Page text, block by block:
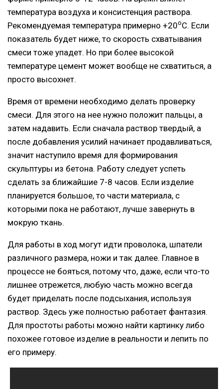
температура воздуха и консистенция раствора.
Рекомендуемая температура примерно +20оС. Если
показатель будет ниже, то скорость схватывания
смеси тоже упадет. Но при более высокой
температуре цемент может вообще не схватиться, а
просто высохнет.
Время от времени необходимо делать проверку
смеси. Для этого на нее нужно положит пальцы, а
затем надавить. Если сначала раствор твердый, а
после добавления усилий начинает продавливаться,
значит наступило время для формирования
скульптуры из бетона. Работу следует успеть
сделать за ближайшие 7-8 часов. Если изделие
планируется большое, то части материала, с
которыми пока не работают, лучше завернуть в
мокрую ткань.
Для работы в ход могут идти проволока, шпатели
различного размера, ножи и так далее. Главное в
процессе не бояться, потому что, даже, если что-то
лишнее отрежется, любую часть можно всегда
будет приделать после подсыхания, используя
раствор. Здесь уже полностью работает фантазия.
Для простоты работы можно найти картинку либо
похожее готовое изделие в реальности и лепить по
его примеру.